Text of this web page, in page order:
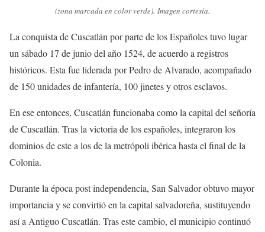
(zona marcada en color verde). Imagen cortesía.
La conquista de Cuscatlán por parte de los Españoles tuvo lugar
un sábado 17 de junio del año 1524, de acuerdo a registros
históricos. Esta fue liderada por Pedro de Alvarado, acompañado
de 150 unidades de infantería, 100 jinetes y otros esclavos.
En ese entonces, Cuscatlán funcionaba como la capital del señoría
de Cuscatlán. Tras la victoria de los españoles, integraron los
dominios de este a los de la metrópoli ibérica hasta el final de la
Colonia.
Durante la época post independencia, San Salvador obtuvo mayor
importancia y se convirtió en la capital salvadoreña, sustituyendo
así a Antiguo Cuscatlán. Tras este cambio, el municipio continuó